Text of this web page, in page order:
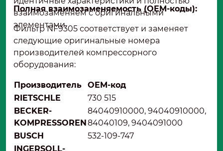
взаимозаменяем с оригинальными
элементами.
Полная взаимозаменяемость (OEM-коды):
Фильтр NF9305 соответствует и заменяет
следующие оригинальные номера
производителей компрессорного
оборудования:
Производитель
OEM-код
RIETSCHLE
730 515
BECKER-
KOMPRESSOREN
84040910000, 94040910000,
84040109, 9404091000
BUSCH
532-109-747
INGERSOLL-